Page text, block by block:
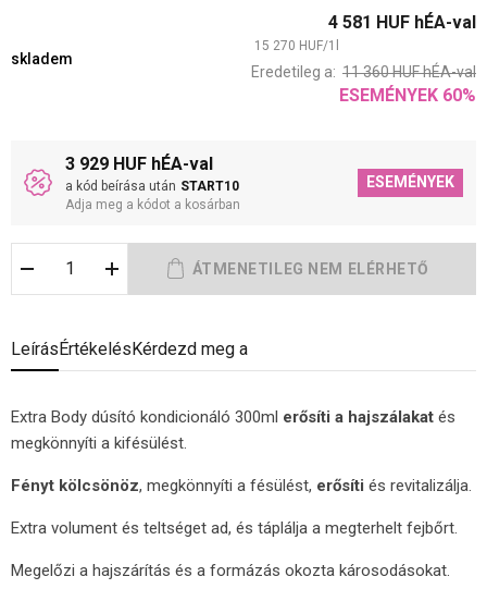
skladem
4 581 HUF hÉA-val
15 270 HUF/1
Eredetileg a: 11 360HUFhÉA-val
ESEMÉNYEK 60%
3 929 HUF hÉA-val
a kód beírása után START10
Adja meg a kódot a kosárban
ESEMÉNYEK
LeírásÉrtékelésKérdezd meg a
Extra Body dúsító kondicionáló 300ml erősíti a hajszálakat és
megkönnyíti a kifésülést.
Fényt kölcsönöz, megkönnyíti a fésülést, erősíti és revitalizálja.
Extra volument és teltséget ad, és táplálja a megterhelt fejbőrt.
Megelőzi a hajszárítás és a formázás okozta károsodásokat.